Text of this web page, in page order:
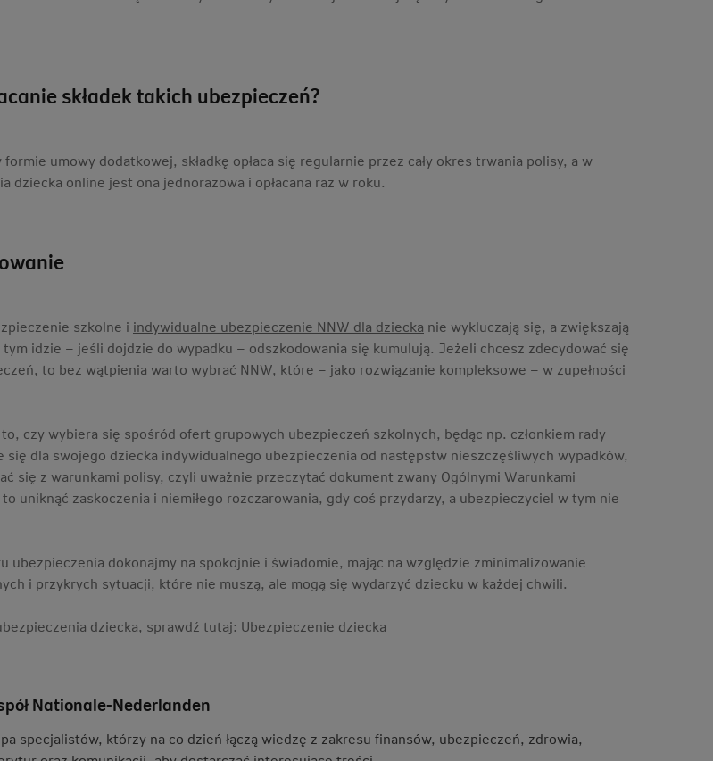
składek takich ubezpieczeń?
umowy dodatkowej, składkę opłaca się regularnie przez cały okres trwania polisy, a w
dziecka online jest ona jednorazowa i opłacana raz w roku.
szkolne i indywidualne ubezpieczenie NNW dla dziecka nie wykluczają się, a zwiększają
idzie – jeśli dojdzie do wypadku – odszkodowania się kumulują. Jeżeli chcesz zdecydować się
to bez wątpienia warto wybrać NNW, które – jako rozwiązanie kompleksowe – w zupełności
czy wybiera się spośród ofert grupowych ubezpieczeń szkolnych, będąc np. członkiem rady
się dla swojego dziecka indywidualnego ubezpieczenia od następstw nieszczęśliwych wypadków,
się z warunkami polisy, czyli uważnie przeczytać dokument zwany Ogólnymi Warunkami
uniknąć zaskoczenia i niemiłego rozczarowania, gdy coś przydarzy, a ubezpieczyciel w tym nie
ubezpieczenia dokonajmy na spokojnie i świadomie, mając na względzie zminimalizowanie
i przykrych sytuacji, które nie muszą, ale mogą się wydarzyć dziecku w każdej chwili.
dziecka, sprawdź tutaj: Ubezpieczenie dziecka
Nationale-Nederlanden
specjalistów, którzy na co dzień łączą wiedzę z zakresu finansów, ubezpieczeń, zdrowia,